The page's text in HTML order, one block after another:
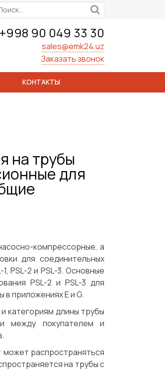
+998 90 049 33 30
sales@emk24.uz
Заказать звонок
КОНТАКТЫ
на трубы
для
компрессорные, а
для соединительных
PSL-2 и PSL-3. Основные
PSL-2 и PSL-3 для
в приложениях Е и G.
категориям длины трубы
между покупателем и
распространяться
на трубы с